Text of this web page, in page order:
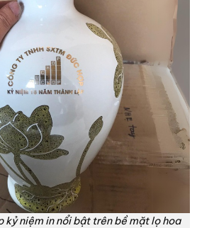
kỷ niệm in nổi bật trên bề mặt lọ hoa